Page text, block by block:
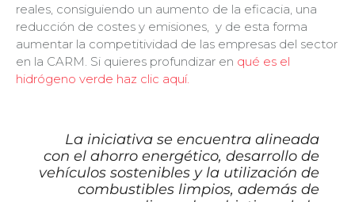
reales, consiguiendo un aumento de la eficacia, una
reducción de costes y emisiones, y de esta forma
aumentar la competitividad de las empresas del sector
en la CARM. Si quieres profundizar en qué es el
hidrógeno verde haz clic aquí.
La iniciativa se encuentra alineada
con el ahorro energético, desarrollo de
vehículos sostenibles y la utilización de
combustibles limpios, además de